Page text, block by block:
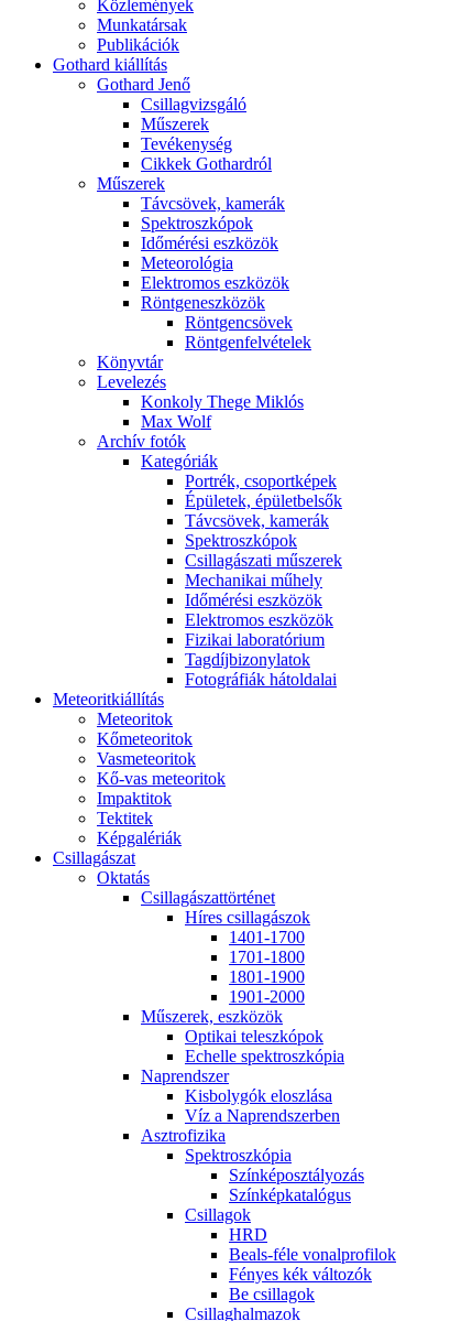
Köz­le­mé­nyek
Mun­ka­tár­sak
Pub­li­ká­ci­ók
Got­hard ki­ál­lí­tás
Got­hard Je­nő
Csil­lag­vizs­gá­ló
Mű­sze­rek
Te­vé­keny­ség
Cik­kek Got­hard­ról
Mű­sze­rek
Táv­csö­vek, ka­me­rák
Spekt­rosz­kó­pok
Idő­mé­ré­si esz­kö­zök
Me­te­o­ro­ló­gia
Elekt­ro­mos esz­kö­zök
Rönt­gen­esz­kö­zök
Rönt­gen­csö­vek
Rönt­gen­fel­vé­te­lek
Könyv­tár
Le­ve­le­zés
Kon­koly The­ge Mik­lós
Max Wolf
Ar­chív fo­tók
Ka­te­gó­ri­ák
Port­rék, cso­port­ké­pek
Épü­le­tek, épü­let­bel­sők
Táv­csö­vek, ka­me­rák
Spekt­rosz­kó­pok
Csil­la­gá­sza­ti mű­sze­rek
Me­cha­ni­kai mű­hely
Idő­mé­ré­si esz­kö­zök
Elekt­ro­mos esz­kö­zök
Fi­zi­kai la­bo­ra­tó­ri­um
Tag­díj­bi­zony­la­tok
Fo­tog­rá­fi­ák hát­ol­da­lai
Me­te­o­rit­ki­ál­lí­tás
Me­te­o­ri­tok
Kő­me­te­o­ri­tok
Vas­me­te­o­ri­tok
Kő-vas me­te­o­ri­tok
Imp­ak­ti­tok
Tek­ti­tek
Kép­ga­lé­ri­ák
Csil­la­gá­szat
Ok­ta­tás
Csil­la­gá­szat­tör­té­net
Hí­res csil­la­gá­szok
1401-1700
1701-1800
1801-1900
1901-2000
Mű­sze­rek, esz­kö­zök
Op­ti­kai te­lesz­kó­pok
Echel­le spekt­rosz­kó­pia
Nap­rend­szer
Kis­boly­gók el­osz­lá­sa
Víz a Nap­rend­szer­ben
Aszt­ro­fi­zi­ka
Spekt­rosz­kó­pia
Szín­kép­osz­tá­lyo­zás
Szín­kép­ka­ta­ló­gus
Csil­la­gok
HRD
Be­als-fé­le vo­nal­pro­fi­lok
Fé­nyes kék vál­to­zók
Be csil­la­gok
Csil­lag­hal­ma­zok